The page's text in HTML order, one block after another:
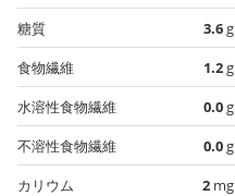
糖質
3.6g
食物繊維
1.2g
水溶性食物繊維
0.0g
不溶性食物繊維
0.0g
カリウム
2 mg